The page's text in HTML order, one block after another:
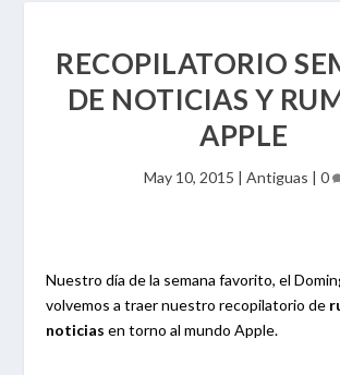
RECOPILATORIO
DE NOTICIAS Y
APPLE
May 10, 2015 | Antiguas | 0
Nuestro día de la semana favorito, el
volvemos a traer nuestro recopilatorio de
noticias en torno al mundo Apple.